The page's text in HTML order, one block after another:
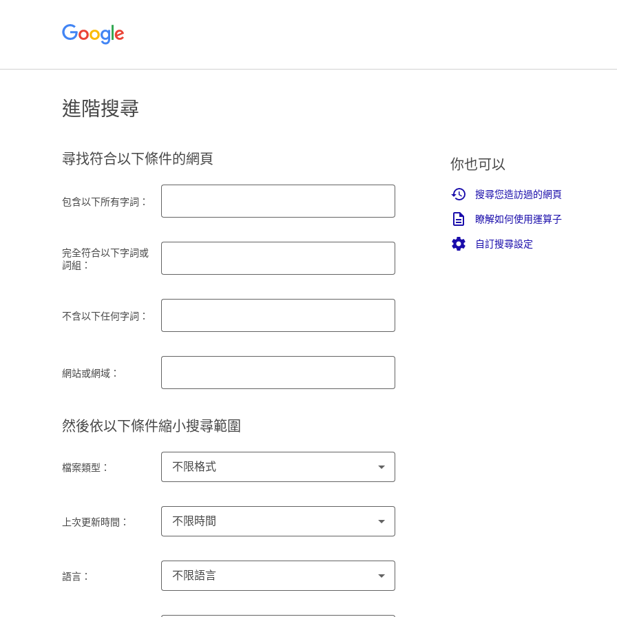
進階搜尋
尋找符合以下條件的網頁
包含以下所有字詞：
完全符合以下字詞或
詞組：
不含以下任何字詞：
網站或網域：
然後依以下條件縮小搜尋範圍
檔案類型： 不限格式
上次更新時間： 不限時間
語言： 不限語言
你也可以
搜尋您造訪過的網頁
瞭解如何使用運算子
自訂搜尋設定